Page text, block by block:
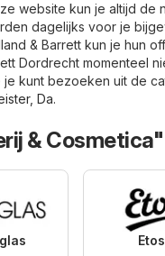
website kun je altijd de
dagelijks voor je
& Barrett kun je hun
Dordrecht momenteel
je kunt bezoeken uit de
, Da.
& Cosmetica"
Etos